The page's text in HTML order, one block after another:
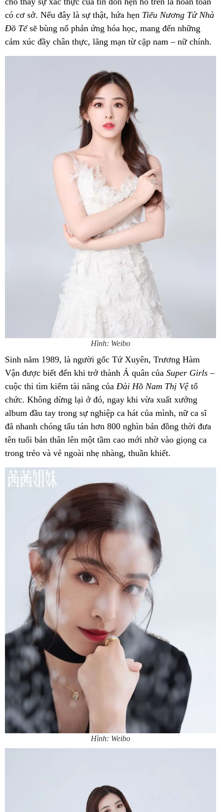
có cơ sở. Nếu đây là sự thật, hứa hẹn Tiểu Nương Tử Nhà
Đồ Tểsẽ bùng nổ phản ứng hóa học, mang đến những
cảm xúc đầy chân thực, lãng mạn từ cặp nam – nữ chính.
Hình: Weibo
Sinh năm 1989, là người gốc Tứ Xuyên, Trương Hàm
Vận được biết đến khi trở thành Á quân của Super Girls –
cuộc thi tìm kiếm tài năng của Đài Hồ Nam Thị Vệ tổ
chức. Không dừng lại ở đó, ngay khi vừa xuất xưởng
album đầu tay trong sự nghiệp ca hát của mình, nữ ca sĩ
đã nhanh chóng tẩu tán hơn 800 nghìn bản đồng thời đưa
tên tuổi bản thân lên một tầm cao mới nhờ vào giọng ca
trong trẻo và vẻ ngoài nhẹ nhàng, thuần khiết.
Hình: Weibo